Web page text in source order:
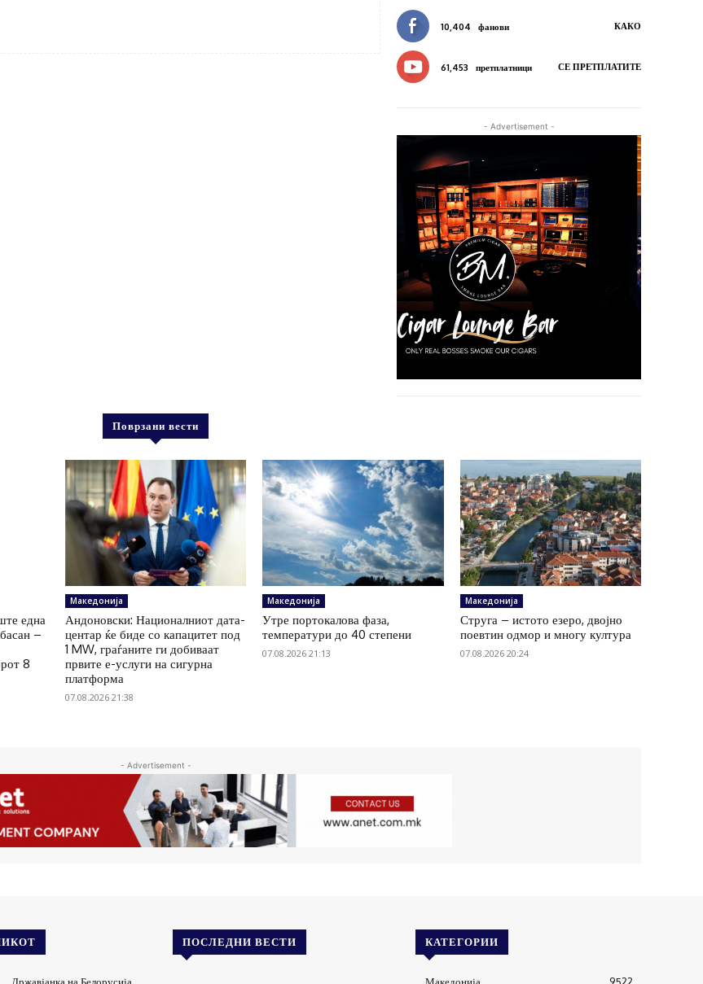
10,404 фанови КАКО
61,453 претплатници СЕ ПРЕТПЛАТИТЕ
- Advertisement -
Поврзани вести
една
–
8
Македонија
Андоновски: Националниот дата-
центар ќе биде со капацитет под
1 MW, граѓаните ги добиваат
првите е-услуги на сигурна
платформа
07.08.2026 21:38
Македонија
Утре портокалова фаза,
температури до 40 степени
07.08.2026 21:13
Македонија
Струга – истото езеро, двојно
поевтин одмор и многу култура
07.08.2026 20:24
- Advertisement -
ПОСЛЕДНИ ВЕСТИ КАТЕГОРИИ